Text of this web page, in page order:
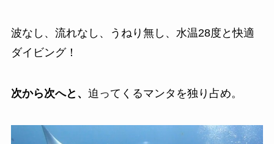
波なし、流れなし、うねり無し、水温28度と快適
ダイビング！
次から次へと、 迫ってくるマンタを独り占め。